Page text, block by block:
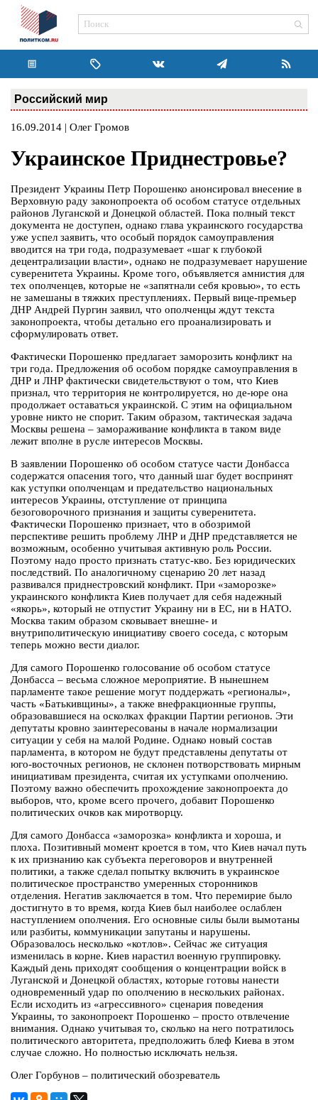
Российский мир
16.09.2014 | Олег Громов
Украинское Приднестровье?
Президент Украины Петр Порошенко анонсировал внесение в
Верховную раду законопроекта об особом статусе отдельных
районов Луганской и Донецкой областей. Пока полный текст
документа не доступен, однако глава украинского государства
уже успел заявить, что особый порядок самоуправления
вводится на три года, подразумевает «шаг к глубокой
децентрализации власти», однако не подразумевает нарушение
суверенитета Украины. Кроме того, объявляется амнистия для
тех ополченцев, которые не «запятнали себя кровью», то есть
не замешаны в тяжких преступлениях. Первый вице-премьер
ДНР Андрей Пургин заявил, что ополченцы ждут текста
законопроекта, чтобы детально его проанализировать и
сформулировать ответ.
Фактически Порошенко предлагает заморозить конфликт на
три года. Предложения об особом порядке самоуправления в
ДНР и ЛНР фактически свидетельствуют о том, что Киев
признал, что территория не контролируется, но де-юре она
продолжает оставаться украинской. С этим на официальном
уровне никто не спорит. Таким образом, тактическая задача
Москвы решена – замораживание конфликта в таком виде
лежит вполне в русле интересов Москвы.
В заявлении Порошенко об особом статусе части Донбасса
содержатся опасения того, что данный шаг будет воспринят
как уступки ополченцам и предательство национальных
интересов Украины, отступление от принципа
безоговорочного признания и защиты суверенитета.
Фактически Порошенко признает, что в обозримой
перспективе решить проблему ЛНР и ДНР представляется не
возможным, особенно учитывая активную роль России.
Поэтому надо просто признать статус-кво. Без юридических
последствий. По аналогичному сценарию 20 лет назад
развивался приднестровский конфликт. При «заморозке»
украинского конфликта Киев получает для себя надежный
«якорь», который не отпустит Украину ни в ЕС, ни в НАТО.
Москва таким образом сковывает внешне- и
внутриполитическую инициативу своего соседа, с которым
теперь можно вести диалог.
Для самого Порошенко голосование об особом статусе
Донбасса – весьма сложное мероприятие. В нынешнем
парламенте такое решение могут поддержать «регионалы»,
часть «Батькивщины», а также внефракционные группы,
образовавшиеся на осколках фракции Партии регионов. Эти
депутаты кровно заинтересованы в начале нормализации
ситуации у себя на малой Родине. Однако новый состав
парламента, в котором не будут представлены депутаты от
юго-восточных регионов, не склонен потворствовать мирным
инициативам президента, считая их уступками ополчению.
Поэтому важно обеспечить прохождение законопроекта до
выборов, что, кроме всего прочего, добавит Порошенко
политических очков как миротворцу.
Для самого Донбасса «заморозка» конфликта и хороша, и
плоха. Позитивный момент кроется в том, что Киев начал путь
к их признанию как субъекта переговоров и внутренней
политики, а также сделал попытку включить в украинское
политическое пространство умеренных сторонников
отделения. Негатив заключается в том. Что перемирие было
достигнуто в то время, когда Киев был наиболее ослаблен
наступлением ополчения. Его основные силы были вымотаны
или разбиты, коммуникации запутаны и нарушены.
Образовалось несколько «котлов». Сейчас же ситуация
изменилась в корне. Киев нарастил военную группировку.
Каждый день приходят сообщения о концентрации войск в
Луганской и Донецкой областях, которые готовы нанести
одновременный удар по ополчению в нескольких районах.
Если исходить из «агрессивного» сценария поведения
Украины, то законопроект Порошенко – просто отвлечение
внимания. Однако учитывая то, сколько на него потратилось
политического авторитета, предположить блеф Киева в этом
случае сложно. Но полностью исключать нельзя.
Олег Горбунов – политический обозреватель